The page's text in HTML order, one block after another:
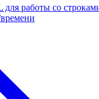
работы со